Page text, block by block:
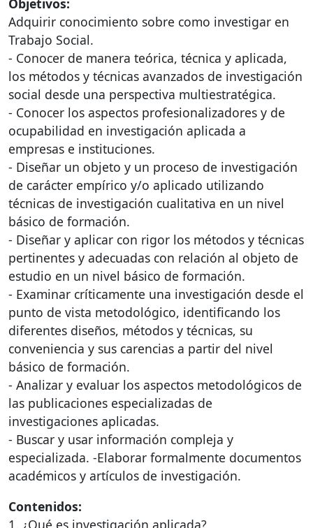
Objetivos:
Adquirir conocimiento sobre como investigar en
Trabajo Social.
- Conocer de manera teórica, técnica y aplicada,
los métodos y técnicas avanzados de investigación
social desde una perspectiva multiestratégica.
- Conocer los aspectos profesionalizadores y de
ocupabilidad en investigación aplicada a
empresas e instituciones.
- Diseñar un objeto y un proceso de investigación
de carácter empírico y/o aplicado utilizando
técnicas de investigación cualitativa en un nivel
básico de formación.
- Diseñar y aplicar con rigor los métodos y técnicas
pertinentes y adecuadas con relación al objeto de
estudio en un nivel básico de formación.
- Examinar críticamente una investigación desde el
punto de vista metodológico, identificando los
diferentes diseños, métodos y técnicas, su
conveniencia y sus carencias a partir del nivel
básico de formación.
- Analizar y evaluar los aspectos metodológicos de
las publicaciones especializadas de
investigaciones aplicadas.
- Buscar y usar información compleja y
especializada. -Elaborar formalmente documentos
académicos y artículos de investigación.
Contenidos:
1. ¿Qué es investigación aplicada?